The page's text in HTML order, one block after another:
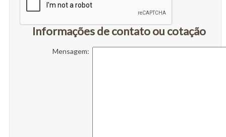
Informações de contato ou cotação
Mensagem: